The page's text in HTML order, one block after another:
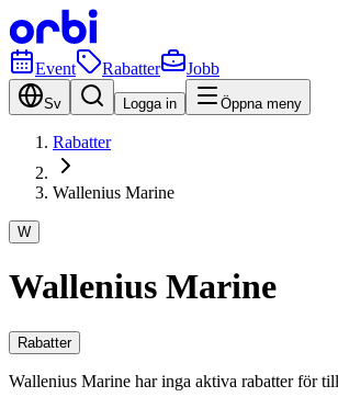
Event Rabatter Jobb
Sv Logga in Öppna meny
Rabatter
Wallenius Marine
W
Wallenius Marine
Rabatter
Wallenius Marine har inga aktiva rabatter för